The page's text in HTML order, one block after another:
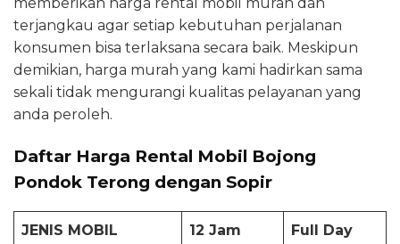
terjangkau agar setiap kebutuhan perjalanan
konsumen bisa terlaksana secara baik. Meskipun
demikian, harga murah yang kami hadirkan sama
sekali tidak mengurangi kualitas pelayanan yang
anda peroleh.
Daftar Harga Rental Mobil Bojong
Pondok Terong dengan Sopir
JENIS MOBIL 12 Jam Full Day